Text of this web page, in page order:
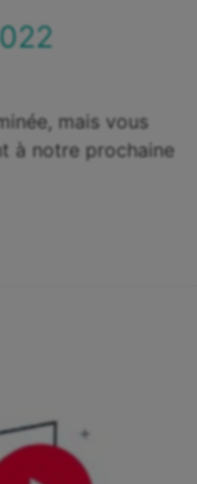
mais vous
à notre prochaine